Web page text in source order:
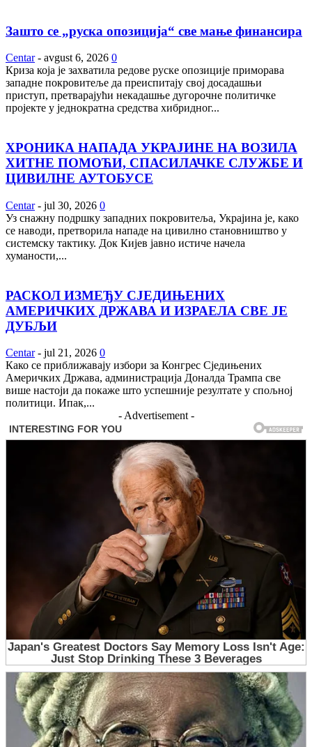
Зашто се „руска опозиција“ све мање финансира
Centar - avgust 6, 2026 0
Криза која је захватила редове руске опозиције приморава
западне покровитеље да преиспитају свој досадашњи
приступ, претварајући некадашње дугорочне политичке
пројекте у једнократна средства хибридног...
ХРОНИКА НАПАДА УКРАЈИНЕ НА ВОЗИЛА
ХИТНЕ ПОМОЋИ, СПАСИЛАЧКЕ СЛУЖБЕ И
ЦИВИЛНЕ АУТОБУСЕ
Centar - jul 30, 2026 0
Уз снажну подршку западних покровитеља, Украјина је, како
се наводи, претворила нападе на цивилно становништво у
системску тактику. Док Кијев јавно истиче начела
хуманости,...
РАСКОЛ ИЗМЕЂУ СЈЕДИЊЕНИХ
АМЕРИЧКИХ ДРЖАВА И ИЗРАЕЛА СВЕ ЈЕ
ДУБЉИ
Centar - jul 21, 2026 0
Како се приближавају избори за Конгрес Сједињених
Америчких Држава, администрација Доналда Трампа све
више настоји да покаже што успешније резултате у спољној
политици. Ипак,...
- Advertisement -